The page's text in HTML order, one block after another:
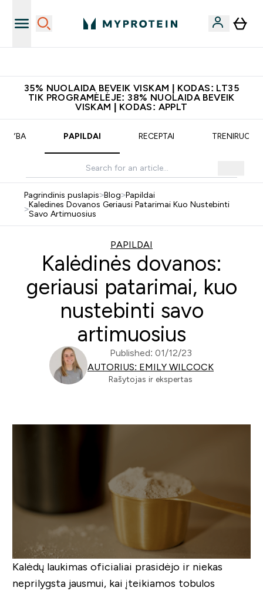
35% NUOLAIDA BEVEIK VISKAM | KODAS: LT35
TIK PROGRAMĖLĖJE: 38% NUOLAIDA BEVEIK
VISKAM | KODAS: APPLT
PAPILDAI RECEPTAI
Pagrindinis puslapis>Blog>Papildai
>Kaledines Dovanos Geriausi Patarimai Kuo Nustebinti
Savo Artimuosius
PAPILDAI
Kalėdinės dovanos:
geriausi patarimai, kuo
nustebinti savo
artimuosius
Published: 01/12/23
AUTORIUS: EMILY WILCOCK
Rašytojas ir ekspertas
Kalėdų laukimas oficialiai prasidėjo ir niekas
neprilygsta jausmui, kai įteikiamos tobulos